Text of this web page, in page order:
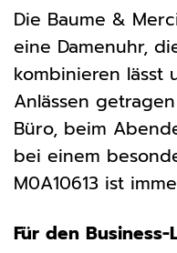
Die Baume &
eine Damenuhr,
kombinieren lässt
Anlässen
Büro, beim
bei einem
M0A10613 ist
Für den Business-